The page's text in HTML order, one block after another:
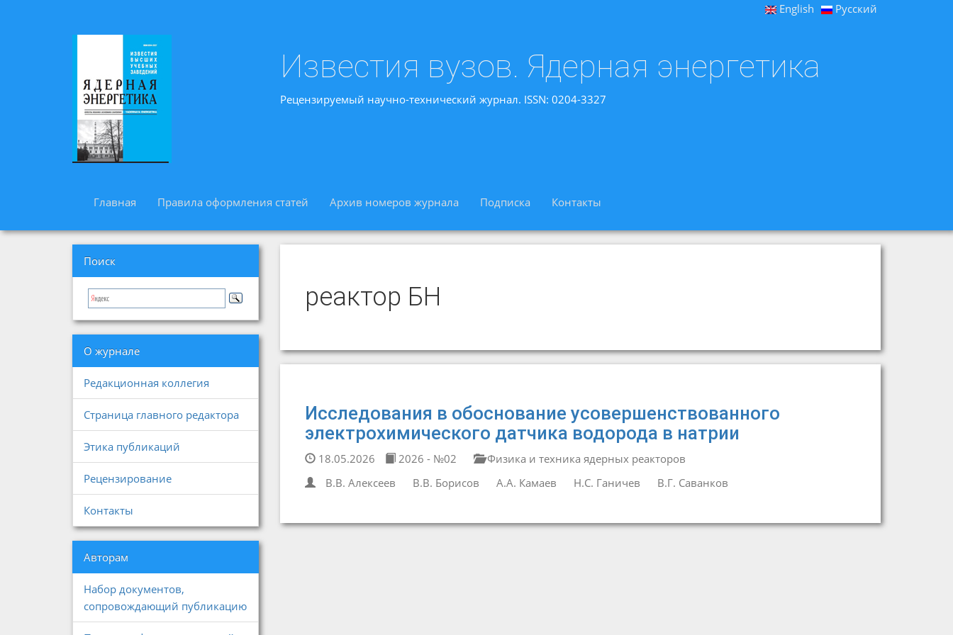
English Русский
Известия вузов. Ядерная энергетика
Рецензируемый научно-технический журнал. ISSN: 0204-3327
Главная Правила оформления статей Архив номеров журнала Подписка Контакты
Поиск
О журнале
Редакционная коллегия
Страница главного редактора
Этика публикаций
Рецензирование
Контакты
Авторам
Набор документов,
сопровождающий публикацию
реактор БН
Исследования в обоснование усовершенствованного
электрохимического датчика водорода в натрии
18.05.2026 2026 - №02
Физика и техника ядерных реакторов
В.В. Алексеев
В.В. Борисов А.А. Камаев Н.С. Ганичев В.Г. Саванков